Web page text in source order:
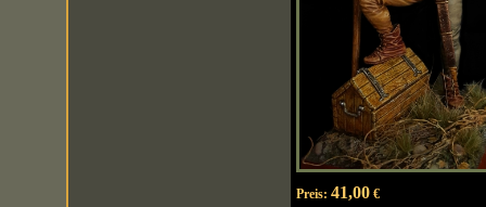
Preis: 41,00€